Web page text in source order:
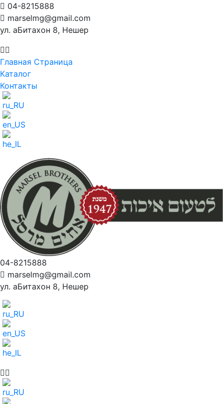
04-8215888
marselmg@gmail.com
ул. аБитахон 8, Нешер
Главная Страница
Каталог
Контакты
04-8215888
marselmg@gmail.com
ул. аБитахон 8, Нешер